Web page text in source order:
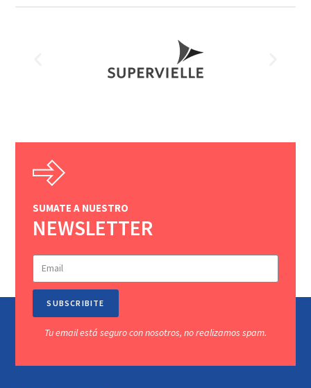
SUMATE A NUESTRO
NEWSLETTER
SUBSCRIBITE
Tu email está seguro con nosotros, no realizamos spam.